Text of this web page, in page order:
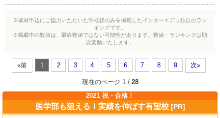
※取材申込にご協力いただいた学校様のみを掲載したインターエデュ独自のラン
キングです。
※掲載中の数値は、最終数値ではない可能性があります。数値・ランキングは順
次変動いたします。
«前 1 2 3 4 5 6 7 8 9 次»
現在のページ 1 / 28
2021 祝・合格！
医学部も狙える！実績を伸ばす有望校 [PR]